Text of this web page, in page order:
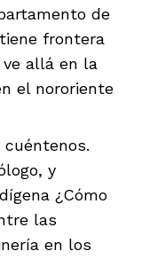
de
frontera
ve allá en la
el nororiente
y
¿Cómo
las
en los